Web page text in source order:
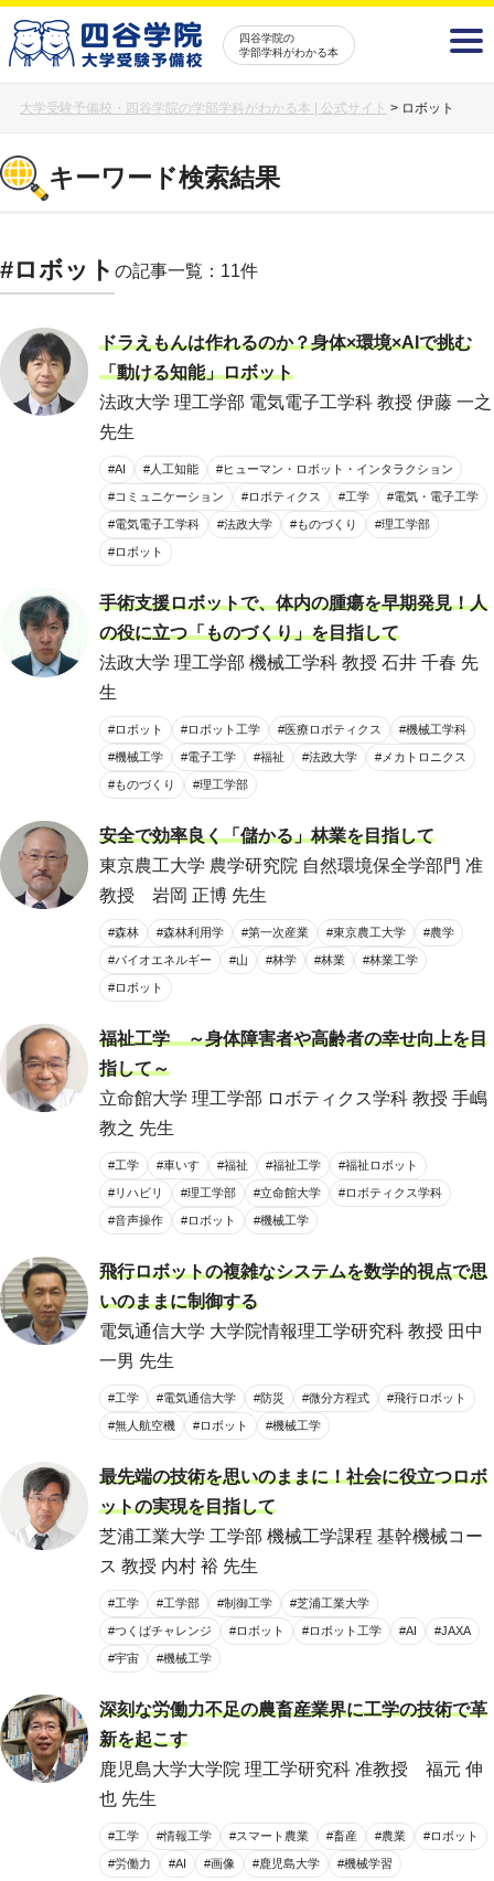
四谷学院の
学部学科がわかる本
大学受験予備校・四谷学院の学部学科がわかる本 | 公式サイト > ロボット
キーワード検索結果
#ロボット の記事一覧：11件
ドラえもんは作れるのか？身体×環境×AIで挑む
「動ける知能」ロボット
法政大学 理工学部 電気電子工学科 教授 伊藤 一之
先生
#AI #人工知能 #ヒューマン・ロボット・インタラクション
#コミュニケーション #ロボティクス #工学 #電気・電子工学
#電気電子工学科 #法政大学 #ものづくり #理工学部
#ロボット
手術支援ロボットで、体内の腫瘍を早期発見！人
の役に立つ「ものづくり」を目指して
法政大学 理工学部 機械工学科 教授 石井 千春 先
生
#ロボット #ロボット工学 #医療ロボティクス #機械工学科
#機械工学 #電子工学 #福祉 #法政大学 #メカトロニクス
#ものづくり #理工学部
安全で効率良く「儲かる」林業を目指して
東京農工大学 農学研究院 自然環境保全学部門 准
教授 岩岡 正博 先生
#森林 #森林利用学 #第一次産業 #東京農工大学 #農学
#バイオエネルギー #山 #林学 #林業 #林業工学
#ロボット
福祉工学 ～身体障害者や高齢者の幸せ向上を目
指して～
立命館大学 理工学部 ロボティクス学科 教授 手嶋
教之 先生
#工学 #車いす #福祉 #福祉工学 #福祉ロボット
#リハビリ #理工学部 #立命館大学 #ロボティクス学科
#音声操作 #ロボット #機械工学
飛行ロボットの複雑なシステムを数学的視点で思
いのままに制御する
電気通信大学 大学院情報理工学研究科 教授 田中
一男 先生
#工学 #電気通信大学 #防災 #微分方程式 #飛行ロボット
#無人航空機 #ロボット #機械工学
最先端の技術を思いのままに！社会に役立つロボ
ットの実現を目指して
芝浦工業大学 工学部 機械工学課程 基幹機械コー
ス 教授 内村 裕 先生
#工学 #工学部 #制御工学 #芝浦工業大学
#つくばチャレンジ #ロボット #ロボット工学 #AI #JAXA
#宇宙 #機械工学
深刻な労働力不足の農畜産業界に工学の技術で革
新を起こす
鹿児島大学大学院 理工学研究科 准教授 福元 伸
也 先生
#工学 #情報工学 #スマート農業 #畜産 #農業 #ロボット
#労働力 #AI #画像 #鹿児島大学 #機械学習